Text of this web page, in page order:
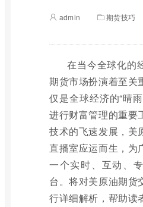
admin 期货技巧
在当今全球化的
期货市场扮演着至关
仅是全球经济的“晴
进行财富管理的重要
技术的飞速发展，美
直播室应运而生，为
一个实时、互动、
台。将对美原油期货
行详细解析，帮助读